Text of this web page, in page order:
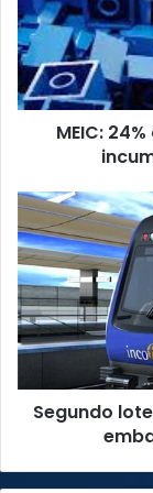
vendidos
en
la
GAM
incumple
normasMEIC:
Segundo
lote
de
trenes
nuevos
para
el
fue
embarcado
Segundo